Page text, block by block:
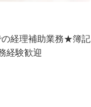
の経理補助業務★簿記
経験歓迎